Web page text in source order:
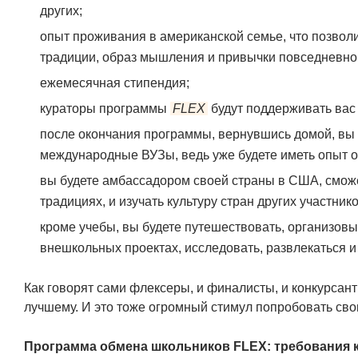
других;
опыт проживания в американской семье, что
традиции, образ мышления и привычки
ежемесячная стипендия;
кураторы программы FLEX будут поддерживать
после окончания программы, вернувшись домой, вы
международные ВУЗы, ведь уже будете иметь опыт
вы будете амбассадором своей страны в США,
традициях, и изучать культуру стран других
кроме учебы, вы будете путешествовать,
внешкольных проектах, исследовать, развлекаться
Как говорят сами флексеры, и финалисты, и
лучшему. И это тоже огромный стимул попробовать
Программа обмена школьников FLEX: требования